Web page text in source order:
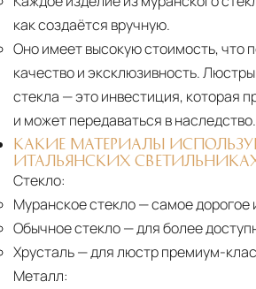
как создаётся вручную.
Оно имеет высокую стоимость, что
качество и эксклюзивность.
стекла — это инвестиция, которая
и может передаваться в наследство.
КАКИЕ МАТЕРИАЛЫ
ИТАЛЬЯНСКИХ
Стекло:
Муранское стекло— самое дорогое
Обычное стекло— для более
Хрусталь— для люстр премиум-
Металл: